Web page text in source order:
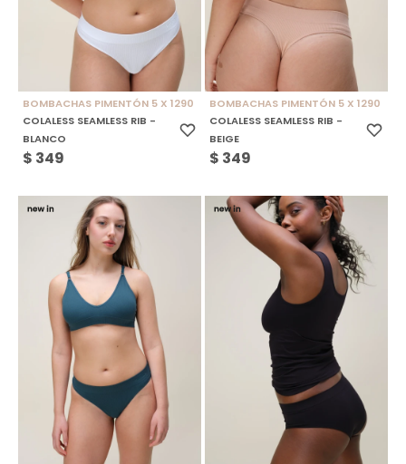
BOMBACHAS PIMENTÓN 5 X 1290
COLALESS SEAMLESS RIB -
BLANCO
$ 349
BOMBACHAS PIMENTÓN 5 X 1290
COLALESS SEAMLESS RIB -
BEIGE
$ 349